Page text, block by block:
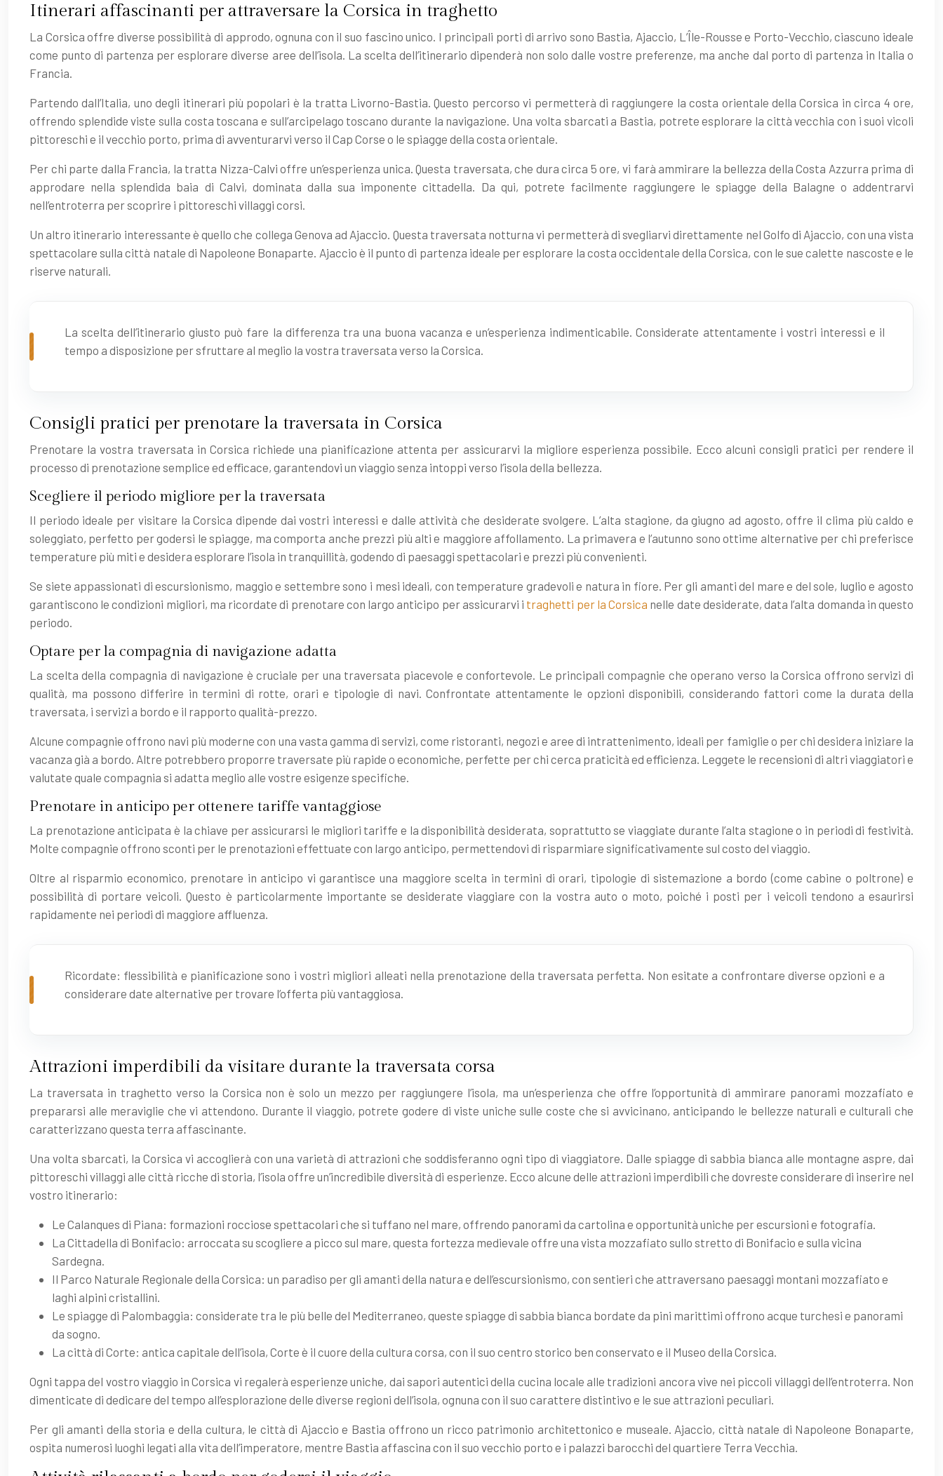
Itinerari affascinanti per attraversare la Corsica in traghetto
La Corsica offre diverse possibilità di approdo, ognuna con il suo fascino unico. I principali porti di arrivo sono Bastia, Ajaccio, L’Île-Rousse e Porto-Vecchio, ciascuno ideale
come punto di partenza per esplorare diverse aree dell’isola. La scelta dell’itinerario dipenderà non solo dalle vostre preferenze, ma anche dal porto di partenza in Italia o
Francia.
Partendo dall’Italia, uno degli itinerari più popolari è la tratta Livorno-Bastia. Questo percorso vi permetterà di raggiungere la costa orientale della Corsica in circa 4 ore,
offrendo splendide viste sulla costa toscana e sull’arcipelago toscano durante la navigazione. Una volta sbarcati a Bastia, potrete esplorare la città vecchia con i suoi vicoli
pittoreschi e il vecchio porto, prima di avventurarvi verso il Cap Corse o le spiagge della costa orientale.
Per chi parte dalla Francia, la tratta Nizza-Calvi offre un’esperienza unica. Questa traversata, che dura circa 5 ore, vi farà ammirare la bellezza della Costa Azzurra prima di
approdare nella splendida baia di Calvi, dominata dalla sua imponente cittadella. Da qui, potrete facilmente raggiungere le spiagge della Balagne o addentrarvi
nell’entroterra per scoprire i pittoreschi villaggi corsi.
Un altro itinerario interessante è quello che collega Genova ad Ajaccio. Questa traversata notturna vi permetterà di svegliarvi direttamente nel Golfo di Ajaccio, con una vista
spettacolare sulla città natale di Napoleone Bonaparte. Ajaccio è il punto di partenza ideale per esplorare la costa occidentale della Corsica, con le sue calette nascoste e le
riserve naturali.
La scelta dell’itinerario giusto può fare la differenza tra una buona vacanza e un’esperienza indimenticabile. Considerate attentamente i vostri interessi e il
tempo a disposizione per sfruttare al meglio la vostra traversata verso la Corsica.
Consigli pratici per prenotare la traversata in Corsica
Prenotare la vostra traversata in Corsica richiede una pianificazione attenta per assicurarvi la migliore esperienza possibile. Ecco alcuni consigli pratici per rendere il
processo di prenotazione semplice ed efficace, garantendovi un viaggio senza intoppi verso l’isola della bellezza.
Scegliere il periodo migliore per la traversata
Il periodo ideale per visitare la Corsica dipende dai vostri interessi e dalle attività che desiderate svolgere. L’alta stagione, da giugno ad agosto, offre il clima più caldo e
soleggiato, perfetto per godersi le spiagge, ma comporta anche prezzi più alti e maggiore affollamento. La primavera e l’autunno sono ottime alternative per chi preferisce
temperature più miti e desidera esplorare l’isola in tranquillità, godendo di paesaggi spettacolari e prezzi più convenienti.
Se siete appassionati di escursionismo, maggio e settembre sono i mesi ideali, con temperature gradevoli e natura in fiore. Per gli amanti del mare e del sole, luglio e agosto
garantiscono le condizioni migliori, ma ricordate di prenotare con largo anticipo per assicurarvi i traghetti per la Corsica nelle date desiderate, data l’alta domanda in questo
periodo.
Optare per la compagnia di navigazione adatta
La scelta della compagnia di navigazione è cruciale per una traversata piacevole e confortevole. Le principali compagnie che operano verso la Corsica offrono servizi di
qualità, ma possono differire in termini di rotte, orari e tipologie di navi. Confrontate attentamente le opzioni disponibili, considerando fattori come la durata della
traversata, i servizi a bordo e il rapporto qualità-prezzo.
Alcune compagnie offrono navi più moderne con una vasta gamma di servizi, come ristoranti, negozi e aree di intrattenimento, ideali per famiglie o per chi desidera iniziare la
vacanza già a bordo. Altre potrebbero proporre traversate più rapide o economiche, perfette per chi cerca praticità ed efficienza. Leggete le recensioni di altri viaggiatori e
valutate quale compagnia si adatta meglio alle vostre esigenze specifiche.
Prenotare in anticipo per ottenere tariffe vantaggiose
La prenotazione anticipata è la chiave per assicurarsi le migliori tariffe e la disponibilità desiderata, soprattutto se viaggiate durante l’alta stagione o in periodi di festività.
Molte compagnie offrono sconti per le prenotazioni effettuate con largo anticipo, permettendovi di risparmiare significativamente sul costo del viaggio.
Oltre al risparmio economico, prenotare in anticipo vi garantisce una maggiore scelta in termini di orari, tipologie di sistemazione a bordo (come cabine o poltrone) e
possibilità di portare veicoli. Questo è particolarmente importante se desiderate viaggiare con la vostra auto o moto, poiché i posti per i veicoli tendono a esaurirsi
rapidamente nei periodi di maggiore affluenza.
Ricordate: flessibilità e pianificazione sono i vostri migliori alleati nella prenotazione della traversata perfetta. Non esitate a confrontare diverse opzioni e a
considerare date alternative per trovare l’offerta più vantaggiosa.
Attrazioni imperdibili da visitare durante la traversata corsa
La traversata in traghetto verso la Corsica non è solo un mezzo per raggiungere l’isola, ma un’esperienza che offre l’opportunità di ammirare panorami mozzafiato e
prepararsi alle meraviglie che vi attendono. Durante il viaggio, potrete godere di viste uniche sulle coste che si avvicinano, anticipando le bellezze naturali e culturali che
caratterizzano questa terra affascinante.
Una volta sbarcati, la Corsica vi accoglierà con una varietà di attrazioni che soddisferanno ogni tipo di viaggiatore. Dalle spiagge di sabbia bianca alle montagne aspre, dai
pittoreschi villaggi alle città ricche di storia, l’isola offre un’incredibile diversità di esperienze. Ecco alcune delle attrazioni imperdibili che dovreste considerare di inserire nel
vostro itinerario:
Le Calanques di Piana: formazioni rocciose spettacolari che si tuffano nel mare, offrendo panorami da cartolina e opportunità uniche per escursioni e fotografia.
La Cittadella di Bonifacio: arroccata su scogliere a picco sul mare, questa fortezza medievale offre una vista mozzafiato sullo stretto di Bonifacio e sulla vicina
Sardegna.
Il Parco Naturale Regionale della Corsica: un paradiso per gli amanti della natura e dell’escursionismo, con sentieri che attraversano paesaggi montani mozzafiato e
laghi alpini cristallini.
Le spiagge di Palombaggia: considerate tra le più belle del Mediterraneo, queste spiagge di sabbia bianca bordate da pini marittimi offrono acque turchesi e panorami
da sogno.
La città di Corte: antica capitale dell’isola, Corte è il cuore della cultura corsa, con il suo centro storico ben conservato e il Museo della Corsica.
Ogni tappa del vostro viaggio in Corsica vi regalerà esperienze uniche, dai sapori autentici della cucina locale alle tradizioni ancora vive nei piccoli villaggi dell’entroterra. Non
dimenticate di dedicare del tempo all’esplorazione delle diverse regioni dell’isola, ognuna con il suo carattere distintivo e le sue attrazioni peculiari.
Per gli amanti della storia e della cultura, le città di Ajaccio e Bastia offrono un ricco patrimonio architettonico e museale. Ajaccio, città natale di Napoleone Bonaparte,
ospita numerosi luoghi legati alla vita dell’imperatore, mentre Bastia affascina con il suo vecchio porto e i palazzi barocchi del quartiere Terra Vecchia.